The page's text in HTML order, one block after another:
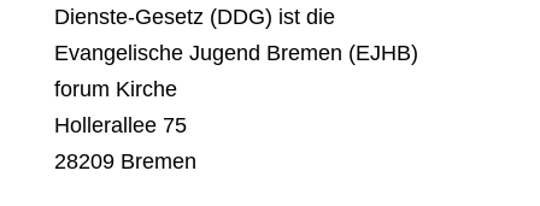
Dienste-Gesetz (DDG) ist die
Evangelische Jugend Bremen (EJHB)
forum Kirche
Hollerallee 75
28209 Bremen